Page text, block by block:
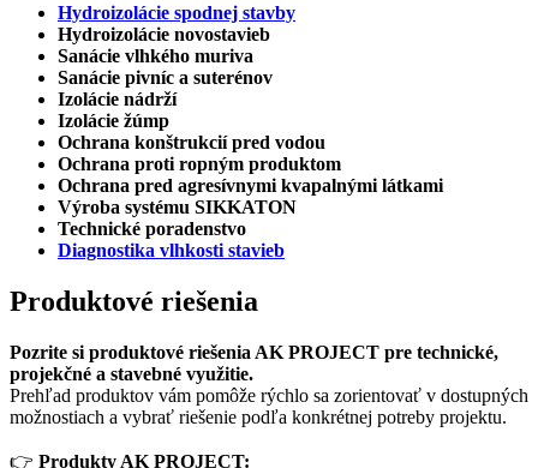
Hydroizolácie spodnej stavby
Hydroizolácie novostavieb
Sanácie vlhkého muriva
Sanácie pivníc a suterénov
Izolácie nádrží
Izolácie žúmp
Ochrana konštrukcií pred vodou
Ochrana proti ropným produktom
Ochrana pred agresívnymi kvapalnými látkami
Výroba systému SIKKATON
Technické poradenstvo
Diagnostika vlhkosti stavieb
Produktové riešenia
Pozrite si produktové riešenia AK PROJECT pre technické,
projekčné a stavebné využitie.
Prehľad produktov vám pomôže rýchlo sa zorientovať v dostupných
možnostiach a vybrať riešenie podľa konkrétnej potreby projektu.
👉 Produkty AK PROJECT: